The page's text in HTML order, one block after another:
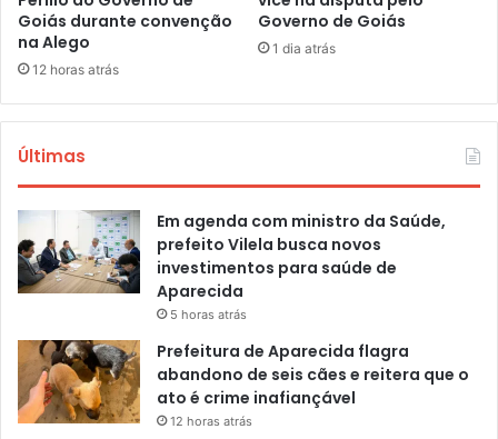
Goiás durante convenção
na Alego
12 horas atrás
Governo de Goiás
1 dia atrás
Últimas
Em agenda com ministro da Saúde,
prefeito Vilela busca novos
investimentos para saúde de
Aparecida
5 horas atrás
Prefeitura de Aparecida flagra
abandono de seis cães e reitera que o
ato é crime inafiançável
12 horas atrás